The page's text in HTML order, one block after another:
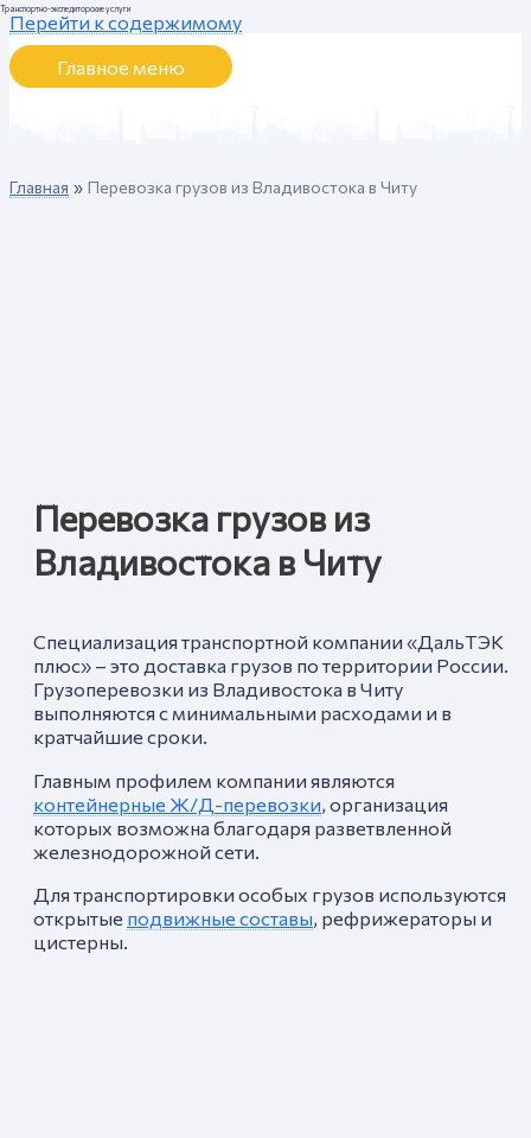
Перейти к содержимому
Транспортно-экспедиторские услуги
Главное меню
Главная Перевозка грузов из Владивостока в Читу
Перевозка грузов из
Владивостока в Читу
Специализация транспортной компании «ДальТЭК
плюс» – это доставка грузов по территории России.
Грузоперевозки из Владивостока в Читу
выполняются с минимальными расходами и в
кратчайшие сроки.
Главным профилем компании являются
контейнерные Ж/Д-перевозки, организация
которых возможна благодаря разветвленной
железнодорожной сети.
Для транспортировки особых грузов используются
открытые подвижные составы, рефрижераторы и
цистерны.